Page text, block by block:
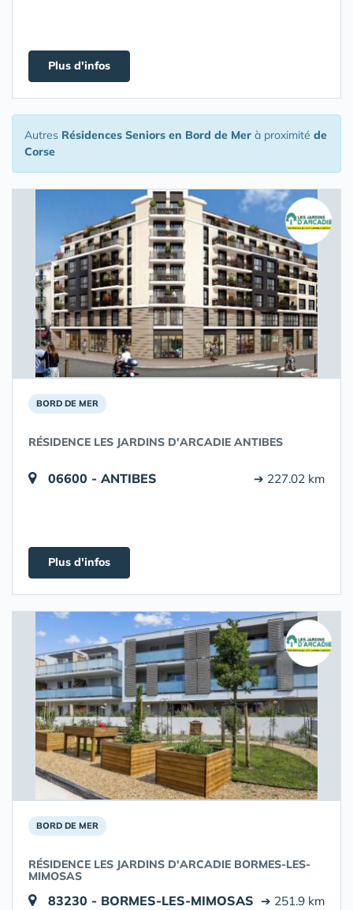
Plus d'infos
Autres Résidences Seniors en Bord de Mer à proximité de
Corse
BORD DE MER
RÉSIDENCE LES JARDINS D'ARCADIE ANTIBES
06600 - ANTIBES ➔ 227.02 km
Plus d'infos
BORD DE MER
RÉSIDENCE LES JARDINS D'ARCADIE BORMES-LES-
MIMOSAS
83230 - BORMES-LES-MIMOSAS ➔ 251.9 km